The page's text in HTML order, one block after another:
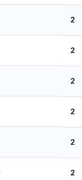
2
2
2
2
2
2